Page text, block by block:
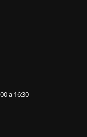
a 16:30